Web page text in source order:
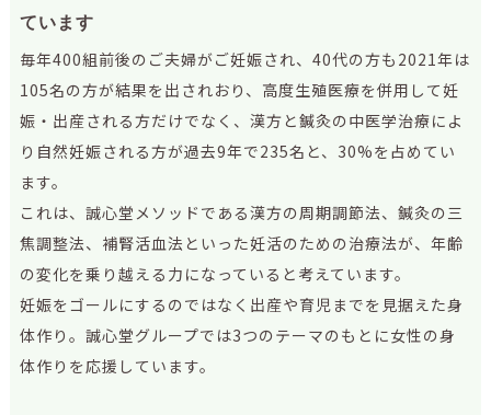
ています
毎年400組前後のご夫婦がご妊娠され、40代の方も2021年は
105名の方が結果を出されおり、高度生殖医療を併用して妊
娠・出産される方だけでなく、漢方と鍼灸の中医学治療によ
り自然妊娠される方が過去9年で235名と、30%を占めてい
ます。
これは、誠心堂メソッドである漢方の周期調節法、鍼灸の三
焦調整法、補腎活血法といった妊活のための治療法が、年齢
の変化を乗り越える力になっていると考えています。
妊娠をゴールにするのではなく出産や育児までを見据えた身
体作り。誠心堂グループでは3つのテーマのもとに女性の身
体作りを応援しています。